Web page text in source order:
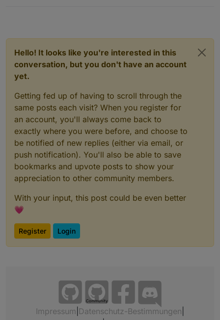
Hello! It looks like you're interested in this
conversation, but you don't have an account
yet.
Getting fed up of having to scroll through the
same posts each visit? When you register for
an account, you'll always come back to
exactly where you were before, and choose to
be notified of new replies (either via email, or
push notification). You'll also be able to save
bookmarks and upvote posts to show your
appreciation to other community members.
With your input, this post could be even better
💗
Register Login
Community
Impressum Datenschutz-Bestimmungen